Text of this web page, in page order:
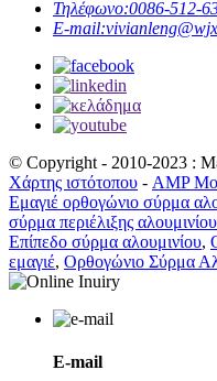
Τηλέφωνο:0086-512-
E-mail:
© Copyright - 2010-2023 : Με
Χάρτης ιστότοπου - AMP
Εμαγιέ ορθογώνιο σύρμα
σύρμα περιέλιξης
Επίπεδο σύρμα αλουμινίου,
εμαγιέ, Ορθογώνιο Σύρμα
E-mail